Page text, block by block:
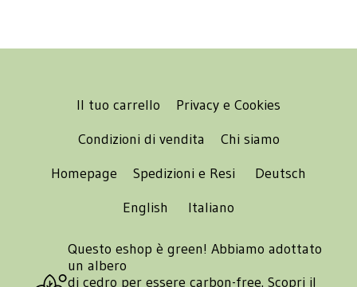
Il tuo carrello
Privacy e Cookies
Condizioni di vendita
Chi siamo
Homepage
Spedizioni e Resi
Deutsch
English
Italiano
Questo eshop è green! Abbiamo adottato
un albero
di cedro per essere carbon-free. Scopri il